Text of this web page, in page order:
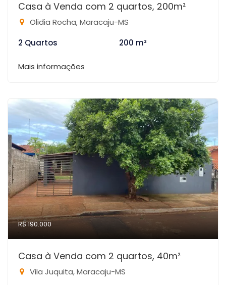
Casa à Venda com 2 quartos, 200m²
Olidia Rocha, Maracaju-MS
2 Quartos
200 m²
Mais informações
R$ 190.000
Casa à Venda com 2 quartos, 40m²
Vila Juquita, Maracaju-MS